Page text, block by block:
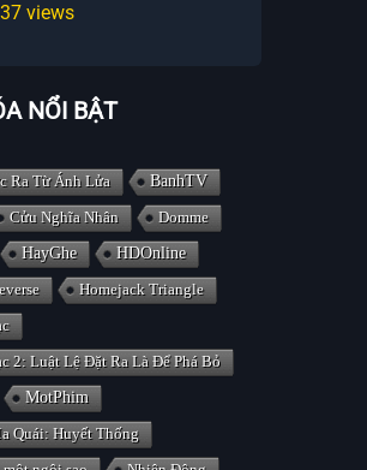
views
NỔI BẬT
Ra Từ Ánh Lửa
BanhTV
Cửu Nghĩa Nhân
Domme
HayGhe
HDOnline
Homejack Triangle
2: Luật Lệ Đặt Ra Là Để Phá Bỏ
MotPhim
Quái: Huyết Thống